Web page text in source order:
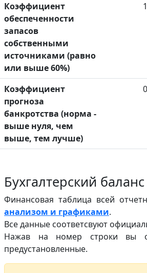
Коэффициент
обеспеченности
запасов
собственными
источниками (равно
или выше 60%)
Коэффициент
прогноза
банкротства (норма -
выше нуля, чем
выше, тем лучше)
Бухгалтерский
Финансовая таблица всей
анализом и графиками.
Все данные соответсвуют
Нажав на номер строки вы
предустановленные.